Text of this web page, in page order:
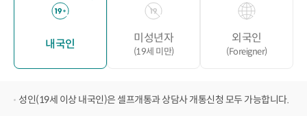
내국인 미성년자
(19세 미만)
외국인
(Foreigner)
성인(19세 이상 내국인)은 셀프개통과 상담사 개통신청 모두 가능합니다.